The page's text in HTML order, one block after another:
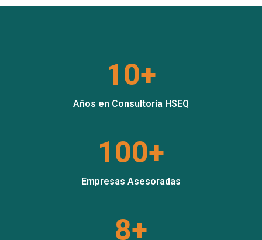
10+
Años en Consultoría HSEQ
100+
Empresas Asesoradas
8+